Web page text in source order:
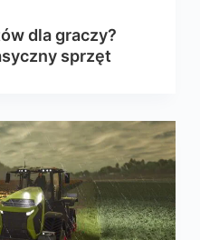
dla graczy?
sprzęt